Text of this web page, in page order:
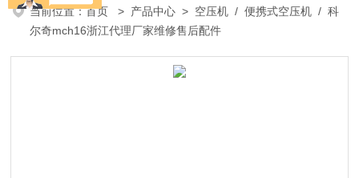
当前位置：首页 > 产品中心 > 空压机 /便携式空压机 / 科
尔奇mch16浙江代理厂家维修售后配件